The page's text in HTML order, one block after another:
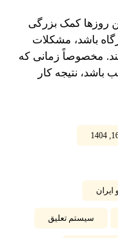
روزها کمک بزرگی
باشد، مشکلات
مخصوصاً زمانی که
نتیجه کار
ایران
سیستم تعلیق